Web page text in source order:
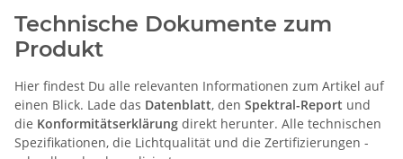
Technische Dokumente zum
Produkt
Hier findest Du alle relevanten Informationen zum Artikel auf
einen Blick. Lade das Datenblatt, den Spektral-Report und
die Konformitätserklärung direkt herunter. Alle technischen
Spezifikationen, die Lichtqualität und die Zertifizierungen -